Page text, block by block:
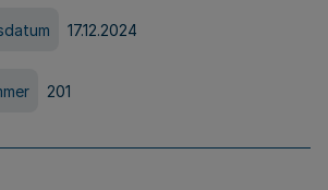
17.12.2024
201